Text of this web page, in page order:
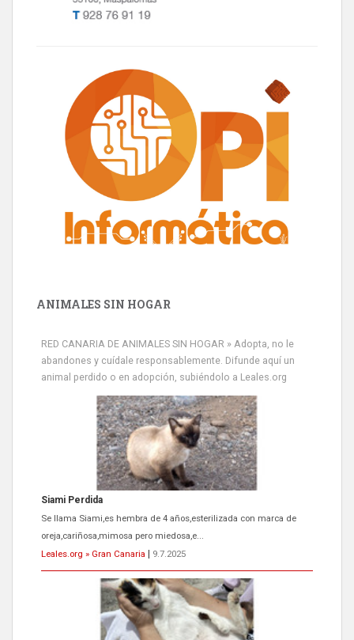
ANIMALES SIN HOGAR
RED CANARIA DE ANIMALES SIN HOGAR » Adopta, no le
abandones y cuídale responsablemente. Difunde aquí un
animal perdido o en adopción, subiéndolo a Leales.org
Siami Perdida
Se llama Siami,es hembra de 4 años,esterilizada con marca de
oreja,cariñosa,mimosa pero miedosa,e...
Leales.org » Gran Canaria
9.7.2025